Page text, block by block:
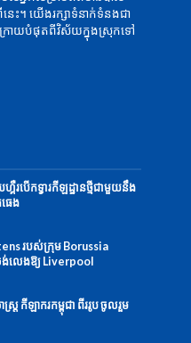
េះ។ យើងរក្សាទំនាក់ទំនងជា
រោយបំផុតពីវិស័យក្នុងស្រុកទៅ
គឺរបើកទ្វារកីឡដ្ឋានថ្មីជាមួយនឹង
េង
របស់ក្រុម Borussia
លេងឱ្យ Liverpool
ត្រ ​កីឡាករ​កម្ពុជា​ ពីរ​រូប ​​ចូល​រួម​